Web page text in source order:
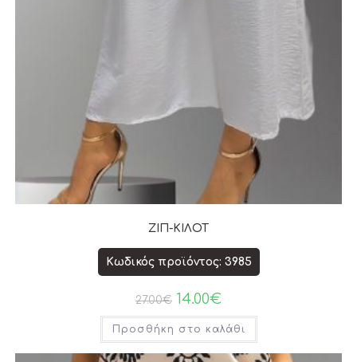
ΖΙΠ-ΚΙΛΟΤ
Κωδικός προϊόντος: 3985
27.00€ 14.00€
Προσθήκη στο καλάθι